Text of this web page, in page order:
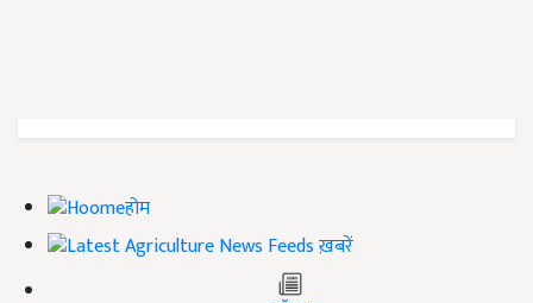
होम
ख़बरें